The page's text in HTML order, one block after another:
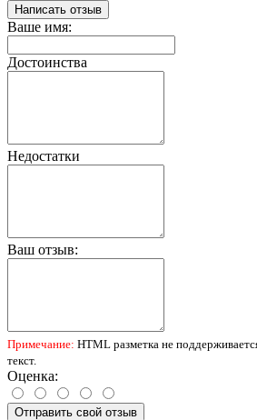
Написать отзыв
Ваше имя:
Достоинства
Недостатки
Ваш отзыв:
Примечание: HTML разметка не
текст.
Оценка:
Отправить свой отзыв